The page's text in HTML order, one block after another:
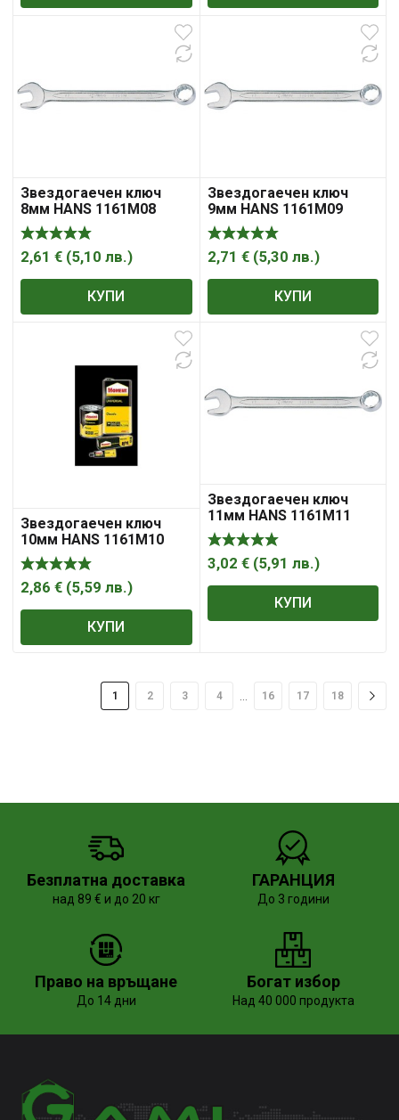
Звездогаечен ключ
8мм HANS 1161M08
2,61 € (5,10 лв.)
КУПИ
Звездогаечен ключ
9мм HANS 1161M09
2,71 € (5,30 лв.)
КУПИ
Звездогаечен ключ
10мм HANS 1161M10
2,86 € (5,59 лв.)
КУПИ
Звездогаечен ключ
11мм HANS 1161M11
3,02 € (5,91 лв.)
КУПИ
1 2 3 4 16 17 18
Безплатна доставка
над 89 € и до 20 кг
ГАРАНЦИЯ
До 3 години
Право на връщане
До 14 дни
Богат избор
Над 40 000 продукта